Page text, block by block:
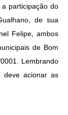
participação do
de sua
Felipe, ambos
de Bom
Lembrando
deve acionar as